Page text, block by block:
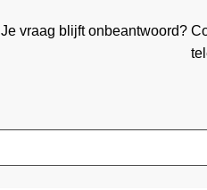
Je vraag blijft onbeantwoord?